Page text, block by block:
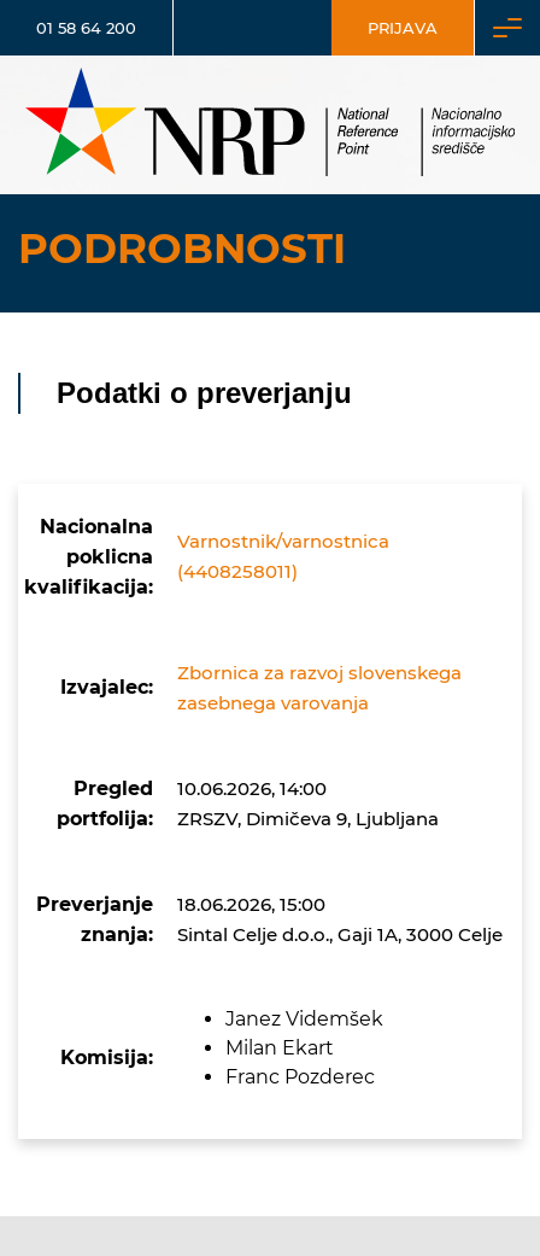
01 58 64 200 PRIJAVA
PODROBNOSTI
Podatki o preverjanju
Nacionalna
poklicna
kvalifikacija:
Varnostnik/varnostnica
(4408258011)
Izvajalec:
Zbornica za razvoj slovenskega
zasebnega varovanja
Pregled
portfolija:
10.06.2026, 14:00
ZRSZV, Dimičeva 9, Ljubljana
Preverjanje
znanja:
18.06.2026, 15:00
Sintal Celje d.o.o., Gaji 1A, 3000 Celje
Komisija:
Janez Videmšek
Milan Ekart
Franc Pozderec